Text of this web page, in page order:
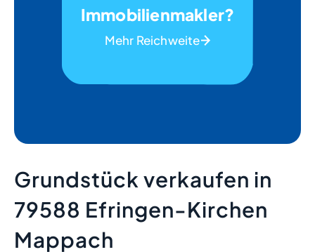
Immobilienmakler?
Mehr Reichweite
Grundstück verkaufen in
79588 Efringen-Kirchen
Mappach